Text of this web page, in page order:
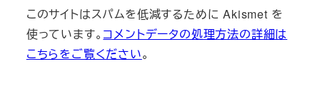
このサイトはスパムを低減するために Akismet を
使っています。 コメントデータの処理方法の詳細は
こちらをご覧ください。